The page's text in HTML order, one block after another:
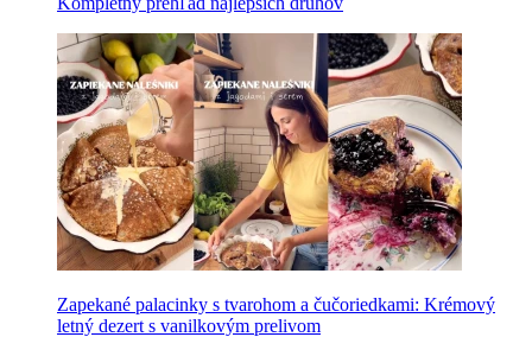
Zapekané palacinky s tvarohom a čučoriedkami: Krémový
letný dezert s vanilkovým prelivom